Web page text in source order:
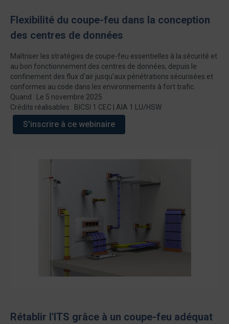
Flexibilité du coupe-feu dans la conception
des centres de données
Maîtriser les stratégies de coupe-feu essentielles à la sécurité et
au bon fonctionnement des centres de données, depuis le
confinement des flux d'air jusqu'aux pénétrations sécurisées et
conformes au code dans les environnements à fort trafic.
Quand : Le 5 novembre 2025
Crédits réalisables : BICSI 1 CEC | AIA 1 LU/HSW
S'inscrire à ce webinaire
Rétablir l'ITS grâce à un coupe-feu adéquat